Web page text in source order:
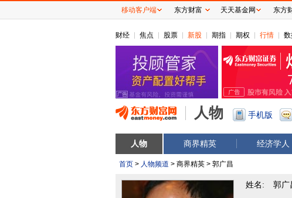
财经 焦点 股票 新股 期指 期权 行情
人物 手机版
人物 商界精英 经济学人
首页 > 人物频道 > 商界精英 > 郭广昌
姓名: 郭广
移动客户端 东方财富 天天基金网 东方